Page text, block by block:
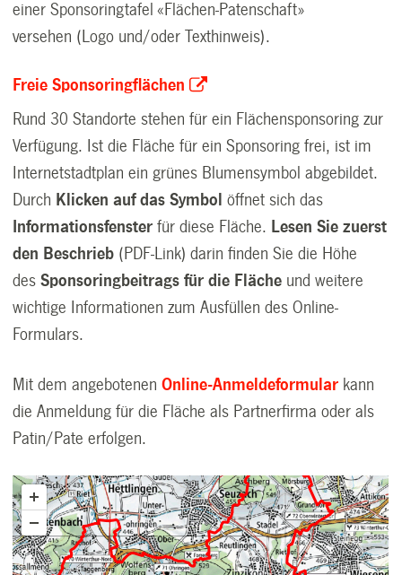
einer Sponsoringtafel «Flächen-Patenschaft»
versehen (Logo und/oder Texthinweis).
Freie Sponsoringflächen
Rund 30 Standorte stehen für ein Flächensponsoring zur
Verfügung. Ist die Fläche für ein Sponsoring frei, ist im
Internetstadtplan ein grünes Blumensymbol abgebildet.
Durch Klicken auf das Symbol öffnet sich das
Informationsfenster für diese Fläche. Lesen Sie zuerst
den Beschrieb (PDF-Link) darin finden Sie die Höhe
des Sponsoringbeitrags für die Fläche und weitere
wichtige Informationen zum Ausfüllen des Online-
Formulars.
Mit dem angebotenenOnline-Anmeldeformular kann
die Anmeldung für die Fläche als Partnerfirma oder als
Patin/Pate erfolgen.